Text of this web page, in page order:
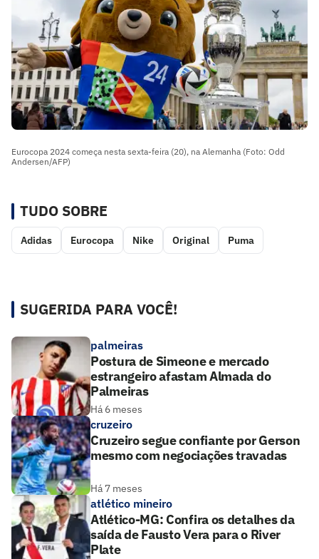
Eurocopa 2024 começa nesta sexta-feira (20), na Alemanha (Foto: Odd
Andersen/AFP)
TUDO SOBRE
Adidas Eurocopa Nike Original Puma
SUGERIDA PARA VOCÊ!
palmeiras
Postura de Simeone e mercado
estrangeiro afastam Almada do
Palmeiras
Há 6 meses
cruzeiro
Cruzeiro segue confiante por Gerson
mesmo com negociações travadas
Há 7 meses
atlético mineiro
Atlético-MG: Confira os detalhes da
saída de Fausto Vera para o River
Plate